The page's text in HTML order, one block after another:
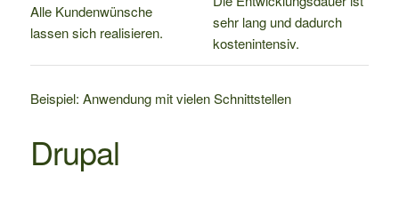
Alle Kundenwünsche
lassen sich realisieren.
sehr lang und dadurch
kostenintensiv.
Beispiel: Anwendung mit vielen Schnittstellen
Drupal